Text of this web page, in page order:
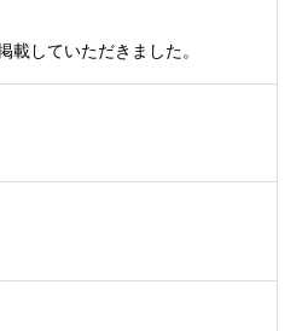
載していただきました。